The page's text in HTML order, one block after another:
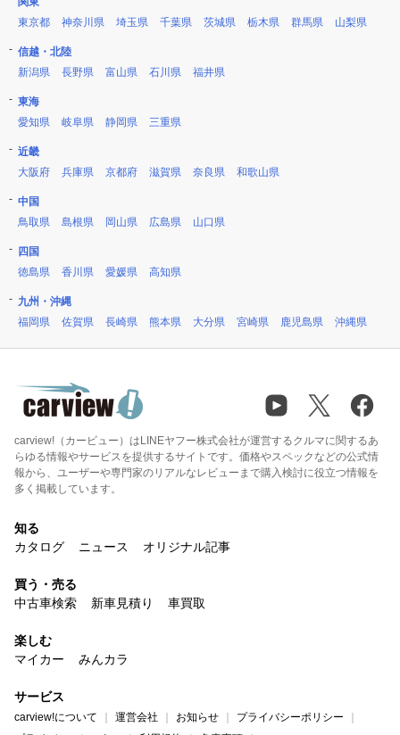
東京都
神奈川県 埼玉県 千葉県 茨城県 栃木県 群馬県 山梨県
信越・北陸
新潟県
長野県 富山県 石川県 福井県
東海
愛知県
岐阜県 静岡県 三重県
近畿
大阪府
兵庫県 京都府 滋賀県 奈良県 和歌山県
中国
鳥取県
島根県 岡山県 広島県 山口県
四国
徳島県
香川県 愛媛県 高知県
九州・沖縄
福岡県
佐賀県 長崎県 熊本県 大分県 宮崎県 鹿児島県 沖縄県
carview!（カービュー）はLINEヤフー株式会社が運営するクルマに関するあ
らゆる情報やサービスを提供するサイトです。価格やスペックなどの公式情
報から、ユーザーや専門家のリアルなレビューまで購入検討に役立つ情報を
多く掲載しています。
知る
カタログ
ニュース オリジナル記事
買う・売る
中古車検索
新車見積り 車買取
楽しむ
マイカー
みんカラ
サービス
carview!について 運営会社 お知らせ
プライバシーポリシー